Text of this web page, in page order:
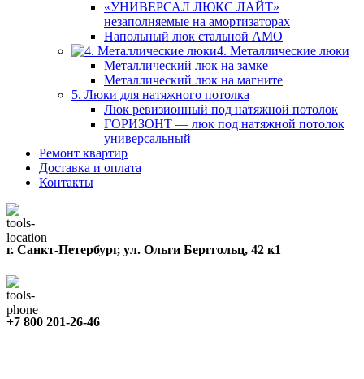
«УНИВЕРСАЛ ЛЮКС ЛАЙТ»
незаполняемые на амортизаторах
Напольный люк стальной АМО
4. Металлические люки
Металлический люк на замке
Металлический люк на магните
5. Люки для натяжного потолка
Люк ревизионный под натяжной потолок
ГОРИЗОНТ — люк под натяжной потолок
универсальный
Ремонт квартир
Доставка и оплата
Контакты
г. Санкт-Петербург, ул. Ольги Берггольц, 42 к1
+7 800 201-26-46